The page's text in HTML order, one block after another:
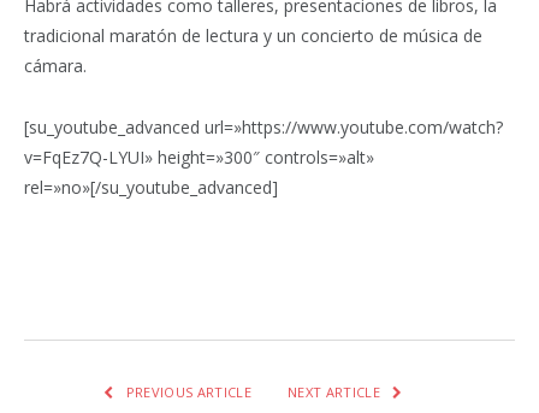
Habrá actividades como talleres, presentaciones de libros, la
tradicional maratón de lectura y un concierto de música de
cámara.
[su_youtube_advanced url=»https://www.youtube.com/watch?
v=FqEz7Q-LYUI» height=»300″ controls=»alt»
rel=»no»[/su_youtube_advanced]
PREVIOUS ARTICLE NEXT ARTICLE